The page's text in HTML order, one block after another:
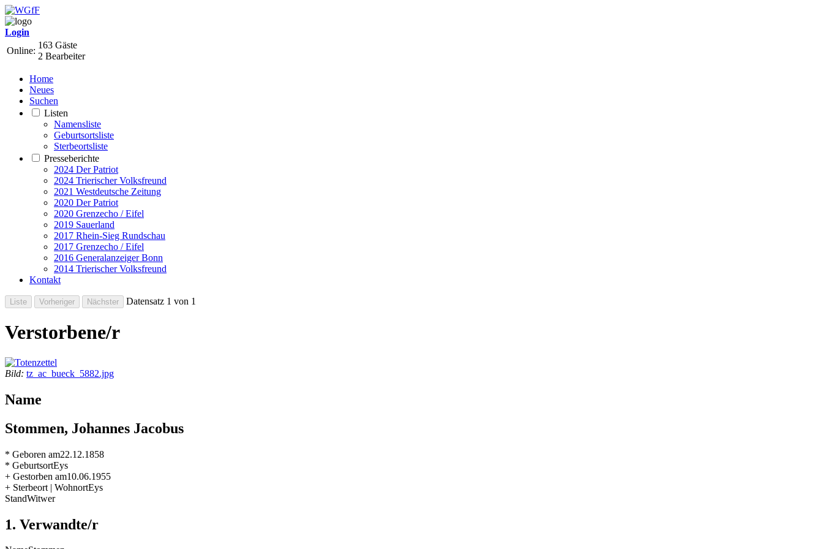
Login
Online:
163 Gäste
2 Bearbeiter
Home
Neues
Suchen
Listen
Namensliste
Geburtsortsliste
Sterbeortsliste
Presseberichte
2024 Der Patriot
2024 Trierischer Volksfreund
2021 Westdeutsche Zeitung
2020 Der Patriot
2020 Grenzecho / Eifel
2019 Sauerland
2017 Rhein-Sieg Rundschau
2017 Grenzecho / Eifel
2016 Generalanzeiger Bonn
2014 Trierischer Volksfreund
Kontakt
Datensatz 1 von 1
Verstorbene/r
Bild: tz_ac_bueck_5882.jpg
Name
Stommen, Johannes Jacobus
* Geboren am22.12.1858
* GeburtsortEys
+ Gestorben am10.06.1955
+ Sterbeort | WohnortEys
StandWitwer
1. Verwandte/r